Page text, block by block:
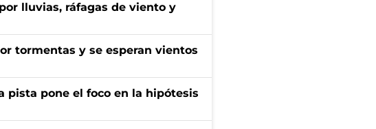
lluvias, ráfagas de viento y
tormentas y se esperan vientos
pista pone el foco en la hipótesis